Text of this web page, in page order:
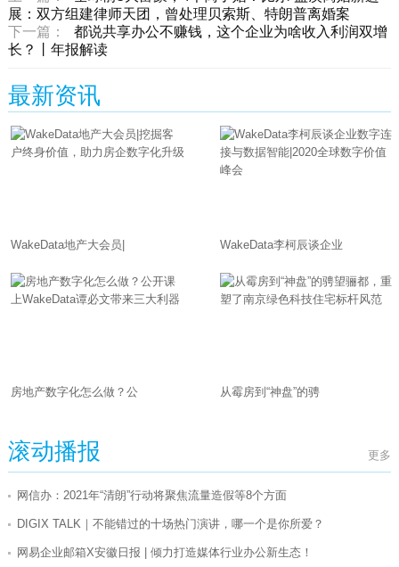
展：双方组建律师天团，曾处理贝索斯、特朗普离婚案
下一篇：
都说共享办公不赚钱，这个企业为啥收入利润双增
长？丨年报解读
最新资讯
WakeData地产大会员| WakeData李柯辰谈企业
房地产数字化怎么做？公 从霉房到“神盘”的骋
滚动播报 更多
网信办：2021年“清朗”行动将聚焦流量造假等8个方面
DIGIX TALK｜不能错过的十场热门演讲，哪一个是你所爱？
网易企业邮箱X安徽日报 | 倾力打造媒体行业办公新生态！